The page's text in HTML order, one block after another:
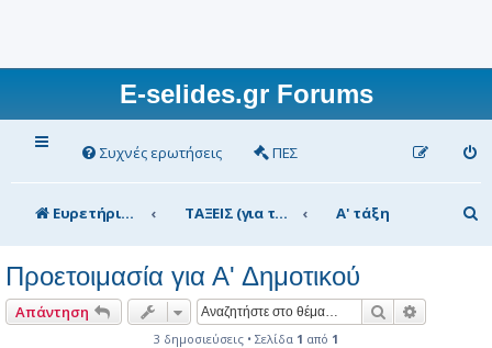
E-selides.gr Forums
Συχνές ερωτήσεις ΠΕΣ
Ευρετήριο Δ. Συζήτησης ΤΑΞΕΙΣ (για τα μέλη) Α' τάξη
ν
Προετοιμασία για Α' Δημοτικού
Απάντηση Αναζήτηση
3 δημοσιεύσεις • Σελίδα 1 από 1